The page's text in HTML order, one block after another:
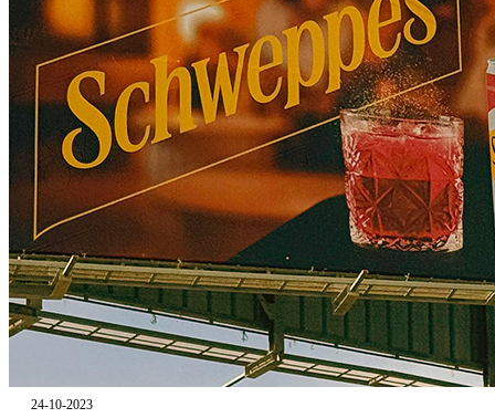
24-10-2023